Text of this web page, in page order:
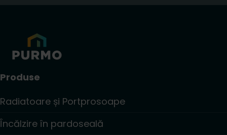
Produse
Radiatoare și Portprosoape
Încălzire în pardoseală